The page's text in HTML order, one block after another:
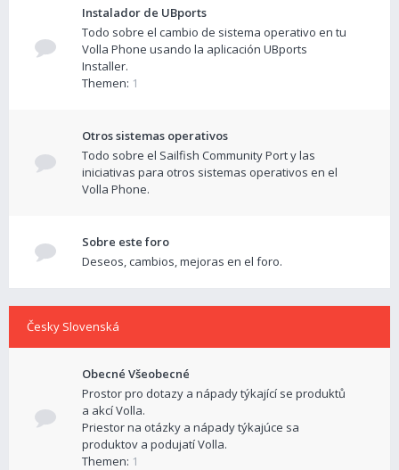
Instalador de UBports
Todo sobre el cambio de sistema operativo en tu
Volla Phone usando la aplicación UBports
Installer.
Themen: 1
Otros sistemas operativos
Todo sobre el Sailfish Community Port y las
iniciativas para otros sistemas operativos en el
Volla Phone.
Sobre este foro
Deseos, cambios, mejoras en el foro.
Česky Slovenská
Obecné Všeobecné
Prostor pro dotazy a nápady týkající se produktů
a akcí Volla.
Priestor na otázky a nápady týkajúce sa
produktov a podujatí Volla.
Themen: 1